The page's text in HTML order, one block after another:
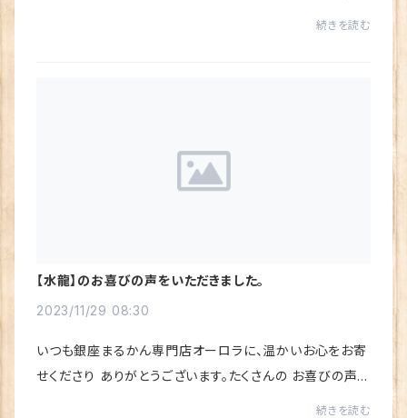
続きを読む
【水龍】のお喜びの声をいただきました。
2023/11/29 08:30
いつも銀座まるかん専門店オーロラに、温かいお心をお寄
せくださり ありがとうございます。たくさんの お喜びの声を
続きを読む